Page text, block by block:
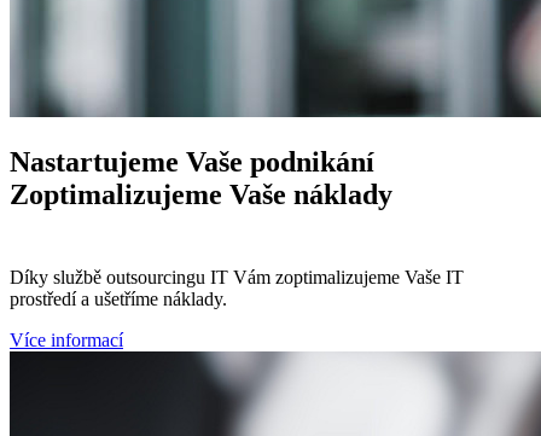
Nastartujeme Vaše podnikání
Zoptimalizujeme Vaše náklady
Díky službě outsourcingu IT Vám zoptimalizujeme Vaše IT
prostředí a ušetříme náklady.
Více informací